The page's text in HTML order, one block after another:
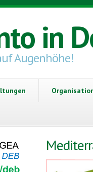
in
Augenhöhe!